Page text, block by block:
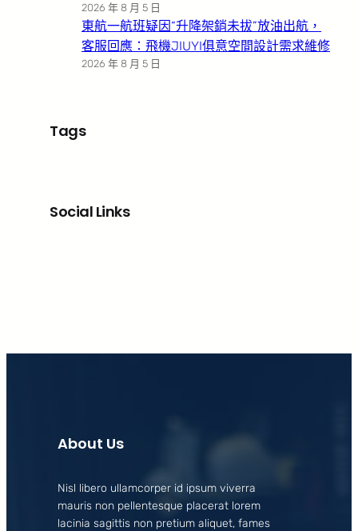
2026 年 8 月 5 日
東航一航班疑因“升降架銷未拔”放油出航，
客服回應：飛機JIUYI俱意空間設計需求維修
2026 年 8 月 5 日
Tags
Social Links
About Us
Nisl libero ullamcorper id ipsum viverra
mauris non pellentesque placerat lorem
lacinia sagittis non pretium aliquet, fames